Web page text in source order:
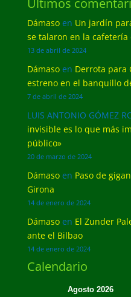
Últimos
Dámasoen Un jardín
se talaron en la cafetería
13 de abril de 2024
Dámasoen Derrota para
estreno en el banquillo
7 de abril de 2024
LUIS ANTONIO GÓMEZ
invisible es lo que más
público»
20 de marzo de 2024
Dámasoen Paso de
Girona
14 de enero de 2024
Dámasoen El Zunder
ante el Bilbao
14 de enero de 2024
Calendario
Agosto 2026